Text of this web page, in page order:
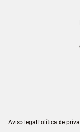
Aviso legal Política de